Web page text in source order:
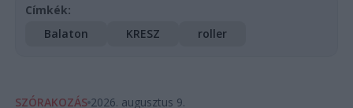
Címkék:
Balaton
KRESZ roller
SZÓRAKOZÁS 2026. augusztus 9.